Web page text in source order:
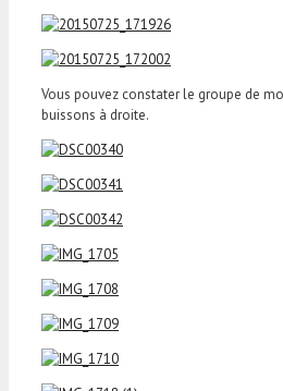
Vous pouvez constater le groupe de
buissons à droite.